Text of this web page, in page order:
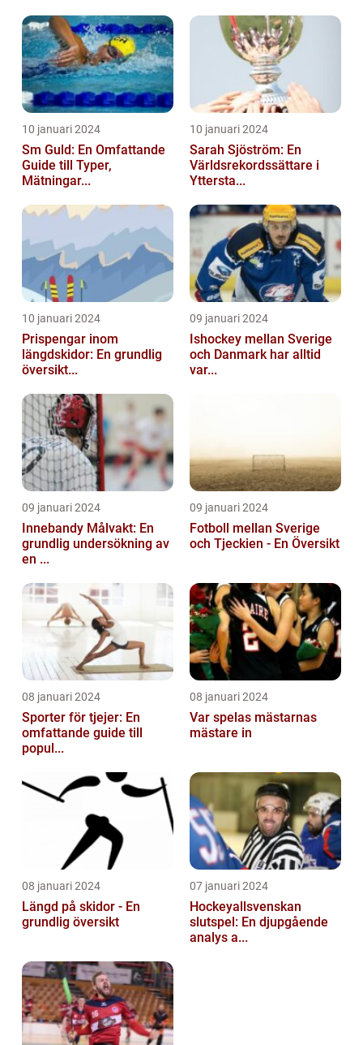
10 januari 2024
Sm Guld: En Omfattande
Guide till Typer,
Mätningar...
10 januari 2024
Sarah Sjöström: En
Världsrekordssättare i
Yttersta...
10 januari 2024
Prispengar inom
längdskidor: En grundlig
översikt...
09 januari 2024
Ishockey mellan Sverige
och Danmark har alltid
var...
09 januari 2024
Innebandy Målvakt: En
grundlig undersökning av
en ...
09 januari 2024
Fotboll mellan Sverige
och Tjeckien - En Översikt
08 januari 2024
Sporter för tjejer: En
omfattande guide till
popul...
08 januari 2024
Var spelas mästarnas
mästare in
08 januari 2024
Längd på skidor - En
grundlig översikt
07 januari 2024
Hockeyallsvenskan
slutspel: En djupgående
analys a...